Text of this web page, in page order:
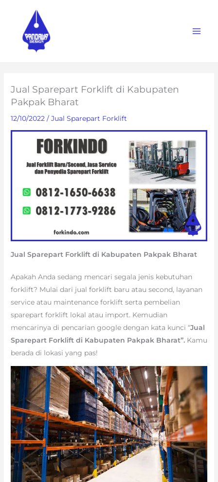
content
Jual Sparepart Forklift di Kabupaten
Pakpak Bharat
12/10/2022 / Jual Sparepart Forklift
Jual Sparepart Forklift di Kabupaten Pakpak Bharat
Apakah Anda sedang mencari segala jenis kebutuhan
forklift? Mulai dari jual forklift baru atau second, layanan
service atau maintenance forklift serta pembelian
sparepart forklift lokal atau import. Kemudian
mencarinya di pencarian google dengan kata kunci “Jual
Sparepart Forklift di Kabupaten Pakpak Bharat”. Kamu
berada di lokasi yang pas!